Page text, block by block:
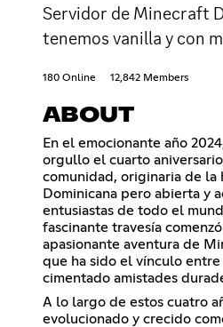
Servidor de Minecraft
tenemos vanilla y con
180 Online 12,842 Members
ABOUT
En el emocionante año
orgullo el cuarto
comunidad, originaria de la
Dominicana pero abierta y
entusiastas de todo el
fascinante travesía
apasionante aventura de
que ha sido el vínculo entre
cimentado amistades
A lo largo de estos cuatro
evolucionado y crecido